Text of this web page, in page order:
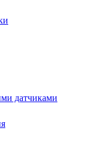
датчиками